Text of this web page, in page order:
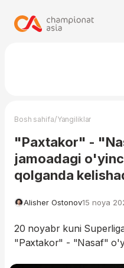
Bosh sahifa/Yangiliklar
"Paxtakor" -
jamoadagi
qolganda
Alisher Ostonov15 noya
20 noyabr kuni
"Paxtakor" - "Nasaf"